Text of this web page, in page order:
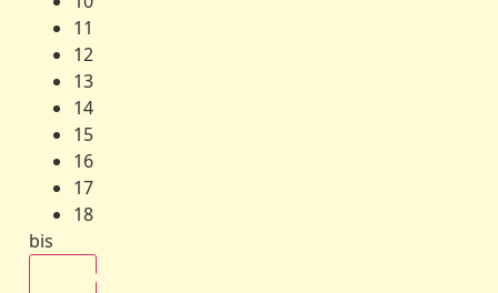
11
12
13
14
15
16
17
18
bis